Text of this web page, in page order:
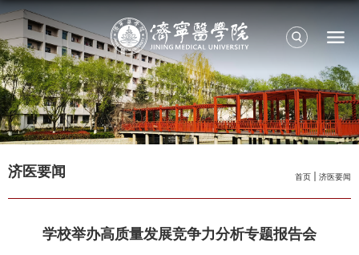
首页 济医要闻
济医要闻
学校举办高质量发展竞争力分析专题报告会